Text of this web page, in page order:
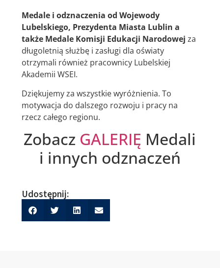
Medale i odznaczenia od Wojewody
Lubelskiego, Prezydenta Miasta Lublin a
także Medale Komisji Edukacji Narodowej za
długoletnią służbę i zasługi dla oświaty
otrzymali również pracownicy Lubelskiej
Akademii WSEI.
Dziękujemy za wszystkie wyróżnienia. To
motywacja do dalszego rozwoju i pracy na
rzecz całego regionu.
Zobacz GALERIĘ Medali
i innych odznaczeń
Udostępnij: